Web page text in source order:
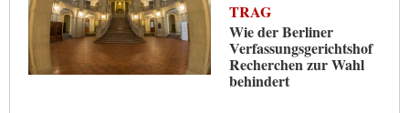
TRAG
Wie der Berliner
Verfassungsgerichtshof
Recherchen zur Wahl
behindert